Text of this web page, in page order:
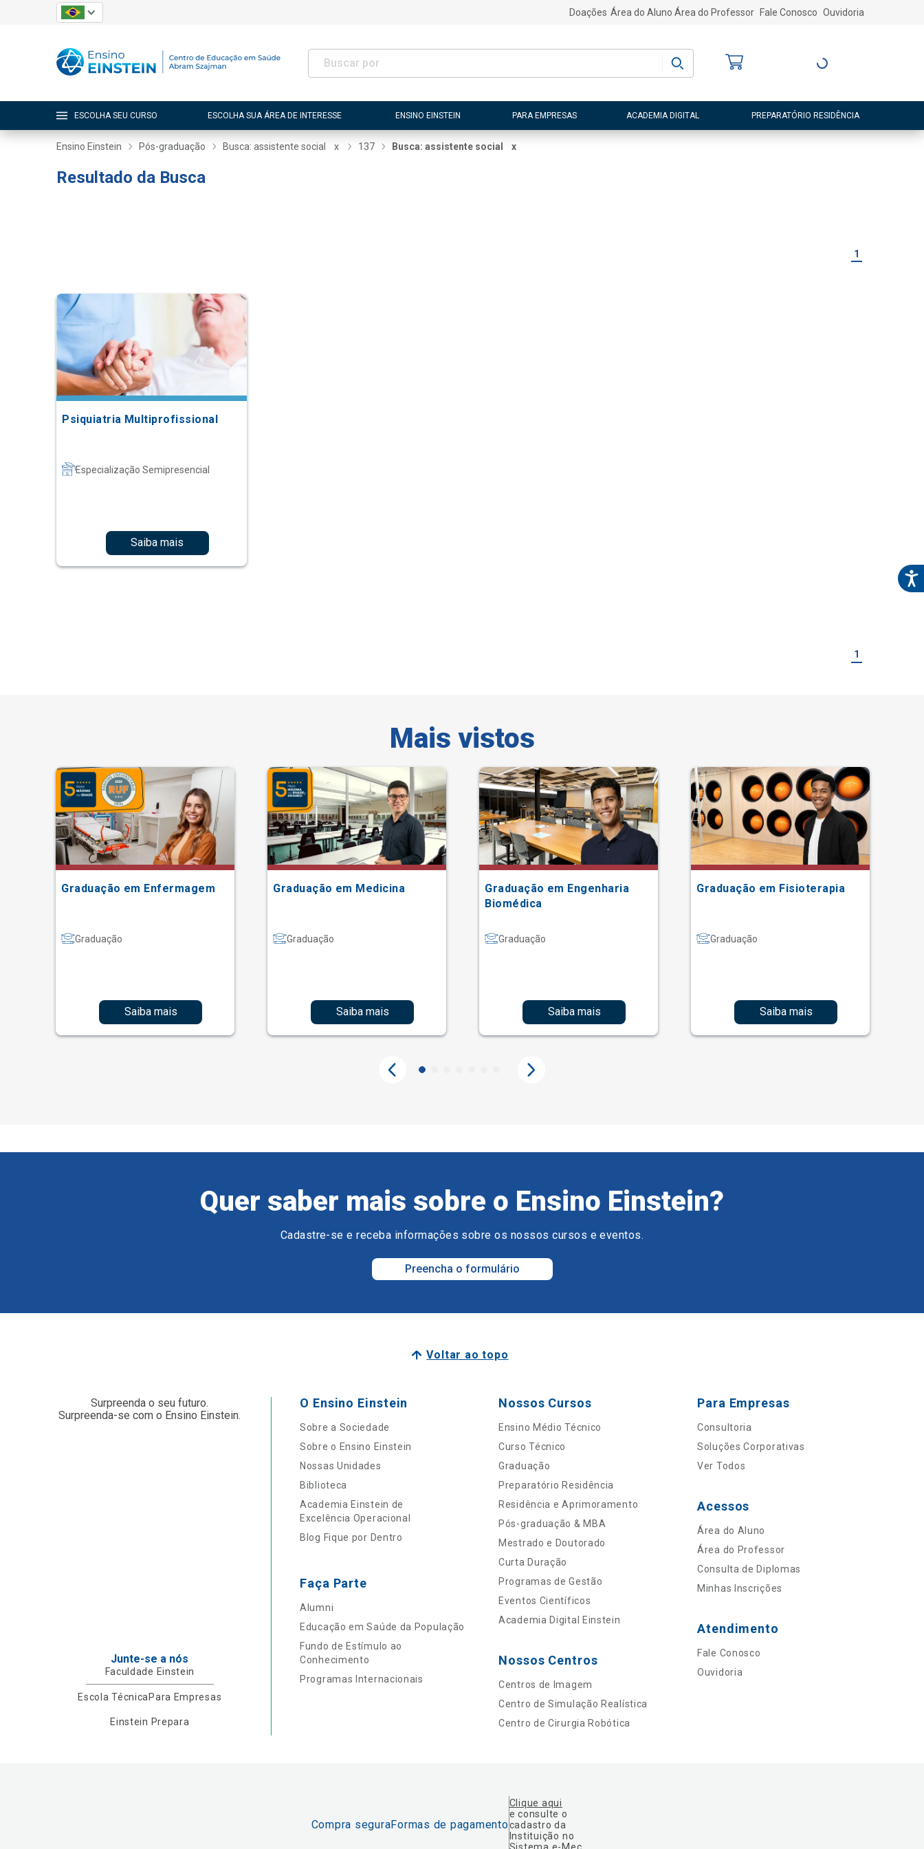
Doações Área do Aluno Área do Professor Fale Conosco Ouvidoria
Entre ou Cadastre-
ESCOLHA SEU CURSO ESCOLHA SUA ÁREA DE INTERESSE ENSINO EINSTEIN PARA EMPRESAS ACADEMIA DIGITAL PREPARATÓRIO RESIDÊNCIA
Ensino Einstein Pós-graduação Busca: assistente social x 137 Busca: assistente social x
Resultado da Busca
1
Psiquiatria Multiprofissional
Especialização Semipresencial
Saiba mais
1
Mais vistos
Graduação em Enfermagem
Graduação
Saiba mais
Graduação em Medicina
Graduação
Saiba mais
Graduação em Engenharia
Biomédica
Graduação
Saiba mais
Graduação em Fisioterapia
Graduação
Saiba mais
Quer saber mais sobre o Ensino Einstein?
Cadastre-se e receba informações sobre os nossos cursos e eventos.
Preencha o formulário
Voltar ao topo
Surpreenda o seu futuro.
Surpreenda-se com o Ensino Einstein.
Junte-se a nós
Faculdade Einstein
Escola Técnica Para Empresas
Einstein Prepara
O Ensino Einstein
Sobre a Sociedade
Sobre o Ensino Einstein
Nossas Unidades
Biblioteca
Academia Einstein de
Excelência Operacional
Blog Fique por Dentro
Faça Parte
Alumni
Educação em Saúde da População
Fundo de Estímulo ao
Conhecimento
Programas Internacionais
Nossos Cursos
Ensino Médio Técnico
Curso Técnico
Graduação
Preparatório Residência
Residência e Aprimoramento
Pós-graduação & MBA
Mestrado e Doutorado
Curta Duração
Programas de Gestão
Eventos Científicos
Academia Digital Einstein
Nossos Centros
Centros de Imagem
Centro de Simulação Realística
Centro de Cirurgia Robótica
Para Empresas
Consultoria
Soluções Corporativas
Ver Todos
Acessos
Área do Aluno
Área do Professor
Consulta de Diplomas
Minhas Inscrições
Atendimento
Fale Conosco
Ouvidoria
Compra seguraFormas de pagamento
Clique aqui
e consulte o
cadastro da
Instituição no